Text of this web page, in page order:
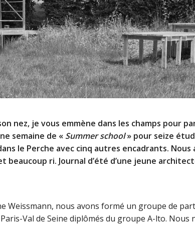
nez, je vous emmène dans les champs pour
semaine de « Summer school» pour seize
le Perche avec cinq autres encadrants. Nous
ri. Journal d’été d’une jeune
Weissmann, nous avons formé un groupe de
Paris-Val de Seine diplômés du groupe A-lto.